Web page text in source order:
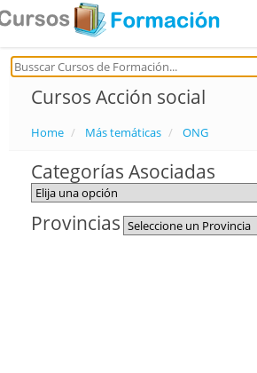
Cursos Acción social
Home Más temáticas ONG
Categorías Asociadas
Provincias